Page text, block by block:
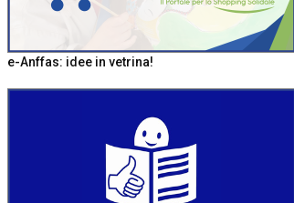
e-Anffas: idee in vetrina!